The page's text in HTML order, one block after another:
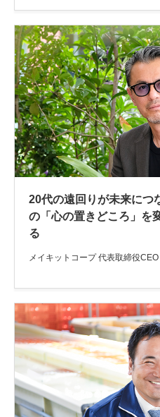
20代の遠回りが未来につ
の「心の置きどころ」を
る
メイキットコープ 代表取締役